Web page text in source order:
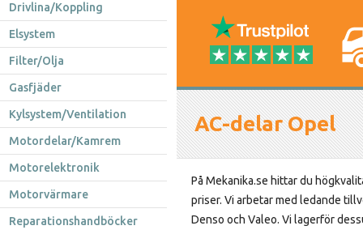
Drivlina/Koppling
Elsystem
Filter/Olja
Gasfjäder
Kylsystem/Ventilation
Motordelar/Kamrem
Motorelektronik
Motorvärmare
Reparationshandböcker
AC-delar Opel
På Mekanika.se hittar du
priser. Vi arbetar med ledande
Denso och Valeo. Vi lagerför